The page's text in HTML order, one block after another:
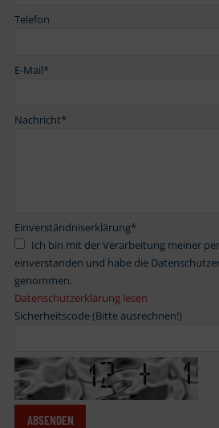
Telefon
E-Mail*
Nachricht*
Einverständniserklärung*
einverstanden und habe die
genommen.
Datenschutzerklärung lesen
Sicherheitscode (Bitte ausrechnen!)